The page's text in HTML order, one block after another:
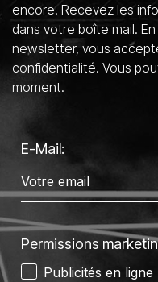
encore. Recevez les
dans votre boîte mail.
newsletter, vous
confidentialité. Vous
moment.
E-Mail:
Permissions
Publicités en